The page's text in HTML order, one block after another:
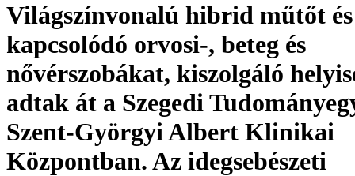
Világszínvonalú hibrid műtőt és
kapcsolódó orvosi-, beteg és
nővérszobákat, kiszolgáló
adtak át a Szegedi
Szent-Györgyi Albert Klinikai
Központban. Az idegsebészeti